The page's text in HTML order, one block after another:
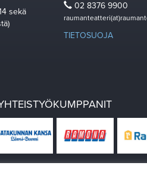
sekä
02 8376 9900
TIETOSUOJA